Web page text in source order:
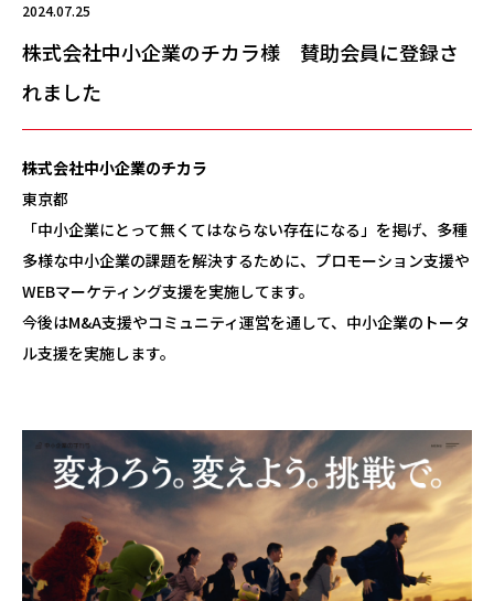
2024.07.25
株式会社中小企業のチカラ様 賛助会員に登録さ
れました
株式会社中小企業のチカラ
東京都
「中小企業にとって無くてはならない存在になる」を掲げ、多種
多様な中小企業の課題を解決するために、プロモーション支援や
WEBマーケティング支援を実施してます。
今後はM&A支援やコミュニティ運営を通して、中小企業のトータ
ル支援を実施します。